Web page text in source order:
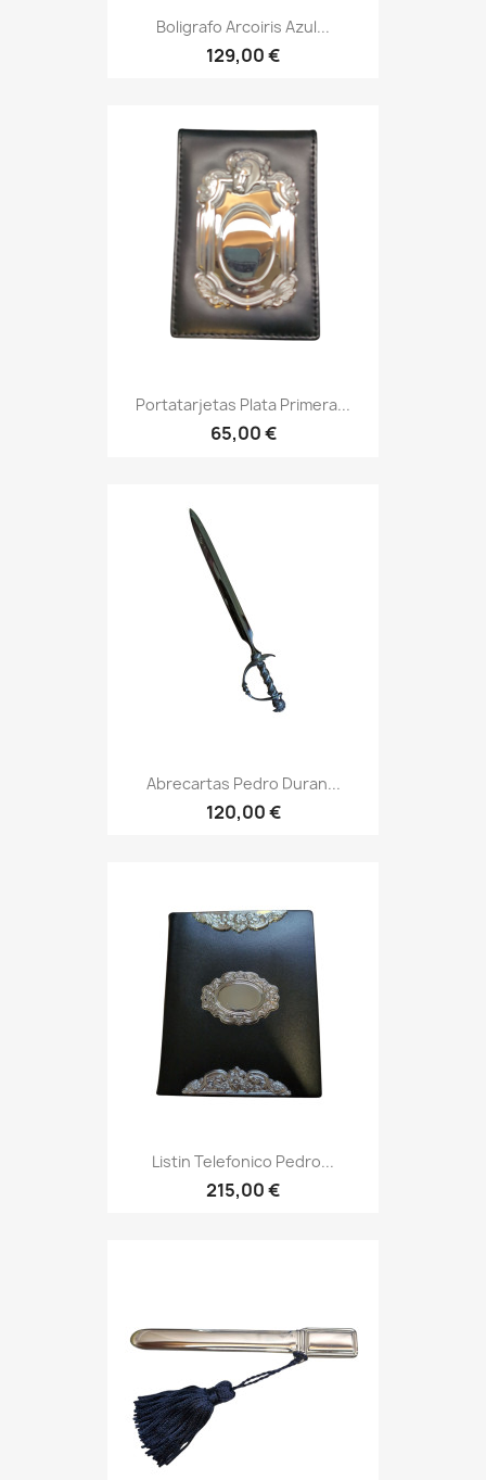
Boligrafo Arcoiris Azul...
129,00 €
Portatarjetas Plata Primera...
65,00 €
Abrecartas Pedro Duran...
120,00 €
Listin Telefonico Pedro...
215,00 €